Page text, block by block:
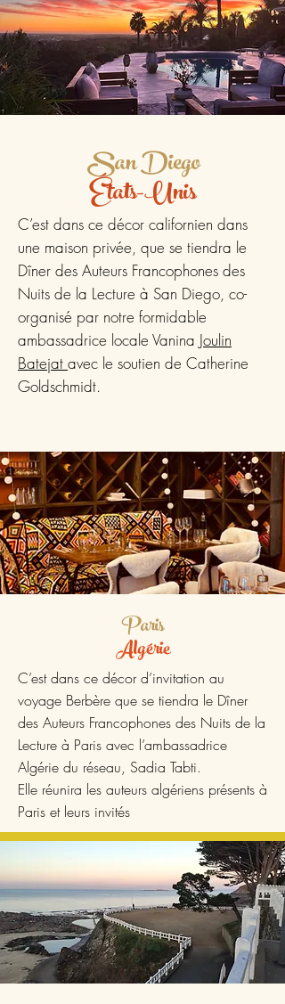
San Diego
États-Unis
C’est dans ce décor californien dans
une maison privée, que se tiendra le
Dîner des Auteurs Francophones des
Nuits de la Lecture à San Diego, co-
organisé par notre formidable
ambassadrice locale Vanina Joulin
Batejat avec le soutien de Catherine
Goldschmidt.
Paris
Algérie
C’est dans ce décor d’invitation au
voyage Berbère que se tiendra le Dîner
des Auteurs Francophones des Nuits de la
Lecture à Paris avec l’ambassadrice
Algérie du réseau, Sadia Tabti.
Elle réunira les auteurs algériens présents à
Paris et leurs invités